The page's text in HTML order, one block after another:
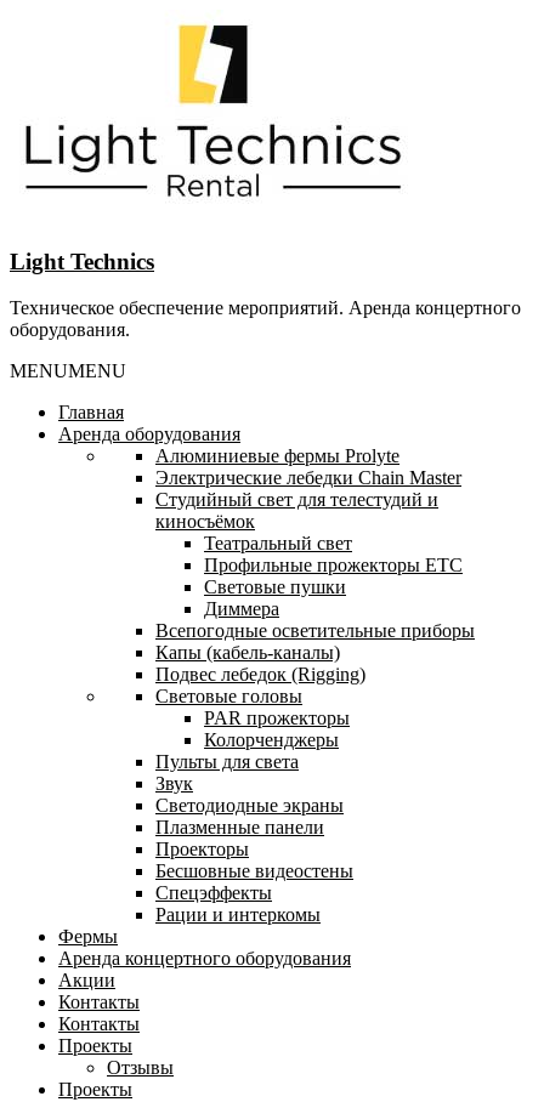
Light Technics
Техническое обеспечение мероприятий. Аренда концертного
оборудования.
MENUMENU
Главная
Аренда оборудования
Алюминиевые фермы Prolyte
Электрические лебедки Chain Master
Студийный свет для телестудий и
киносъёмок
Театральный свет
Профильные прожекторы ETC
Световые пушки
Диммера
Всепогодные осветительные приборы
Капы (кабель-каналы)
Подвес лебедок (Rigging)
Световые головы
PAR прожекторы
Колорченджеры
Пульты для света
Звук
Светодиодные экраны
Плазменные панели
Проекторы
Бесшовные видеостены
Спецэффекты
Рации и интеркомы
Фермы
Аренда концертного оборудования
Акции
Контакты
Контакты
Проекты
Отзывы
Проекты